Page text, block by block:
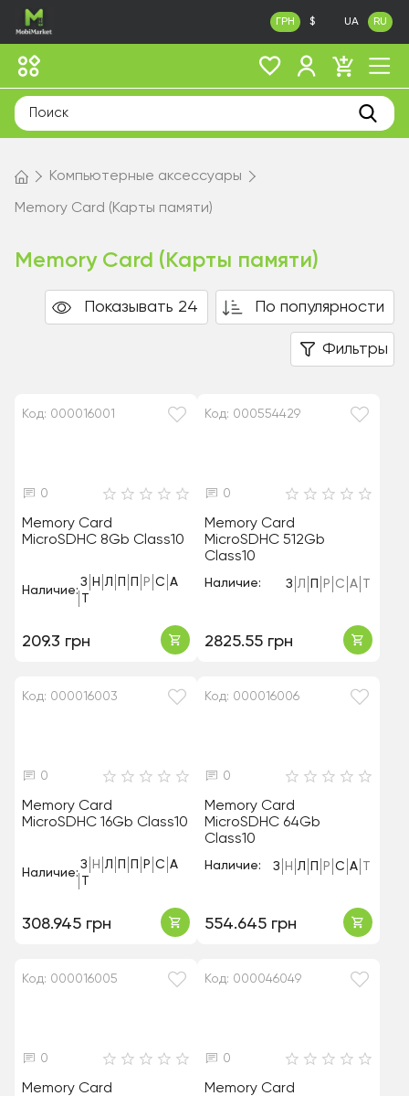
ГРН $ UA RU
Компьютерные аксессуары
Memory Card (Карты памяти)
Memory Card (Карты памяти)
Показывать 24 По популярности
Фильтры
Код: 000016001
0
Memory Card
MicroSDHC 8Gb Class10
Наличие:
З Н Л П П Р С А
Т
209.3 грн
Код: 000554429
0
Memory Card
MicroSDHC 512Gb
Class10
Наличие: З Л П Р С А
2825.55 грн
Код: 000016003
0
Memory Card
MicroSDHC 16Gb Class10
Наличие:
З Н Л П П Р С А
Т
308.945 грн
Код: 000016006
0
Memory Card
MicroSDHC 64Gb
Class10
Наличие: З Н Л П Р С А
554.645 грн
Код: 000016005
0
Memory Card
Код: 000046049
0
Memory Card